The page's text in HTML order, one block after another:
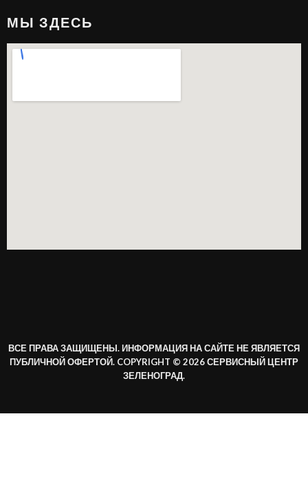
МЫ ЗДЕСЬ
ВСЕ ПРАВА ЗАЩИЩЕНЫ. ИНФОРМАЦИЯ НА САЙТЕ НЕ ЯВЛЯЕТСЯ
ПУБЛИЧНОЙ ОФЕРТОЙ. COPYRIGHT © 2026 СЕРВИСНЫЙ ЦЕНТР
ЗЕЛЕНОГРАД.